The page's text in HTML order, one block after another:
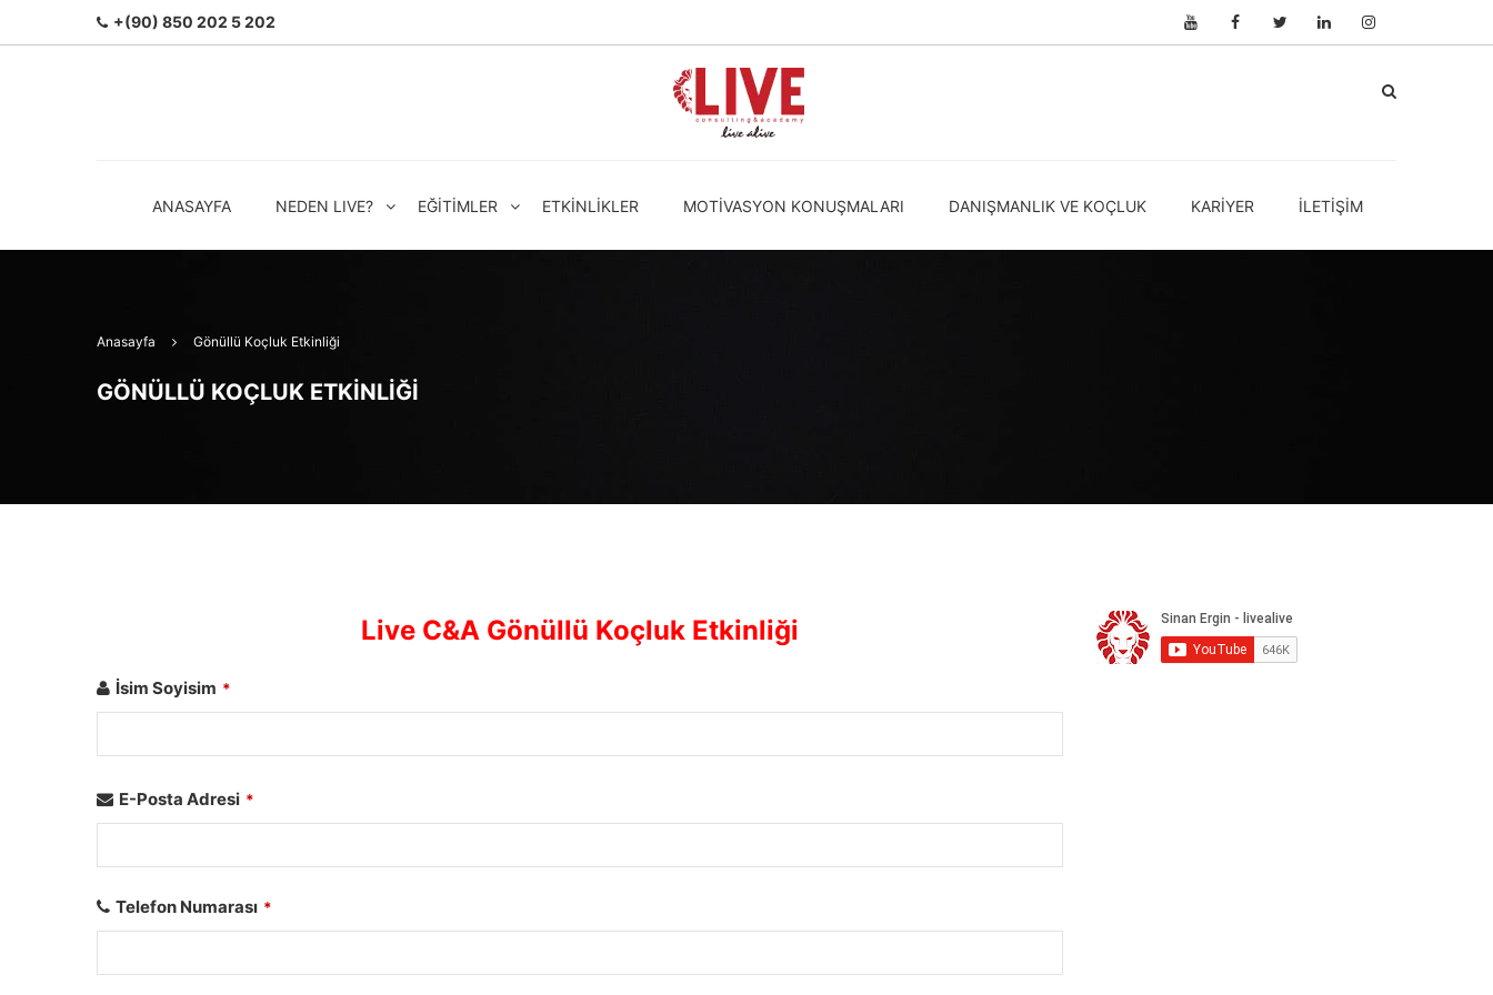
+(90) 850 202 5 202
ANASAYFA NEDEN LIVE? EĞITIMLER ETKINLIKLER MOTIVASYON KONUŞMALARI DANIŞMANLIK VE KOÇLUK KARIYER İLETIŞIM
Anasayfa Gönüllü Koçluk Etkinliği
GÖNÜLLÜ KOÇLUK ETKINLIĞI
Live C&A Gönüllü Koçluk Etkinliği
İsim Soyisim *
E-Posta Adresi *
Telefon Numarası *